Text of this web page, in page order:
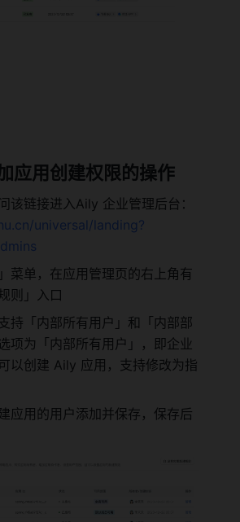
应用创建权限的操作
/universal/landing?
菜单，在应用管理页的右上角有
则」入口
持「内部所有用户」和「内部部
项为「内部所有用户」，即企业
以创建 Aily 应用，支持修改为指
应用的用户添加并保存，保存后